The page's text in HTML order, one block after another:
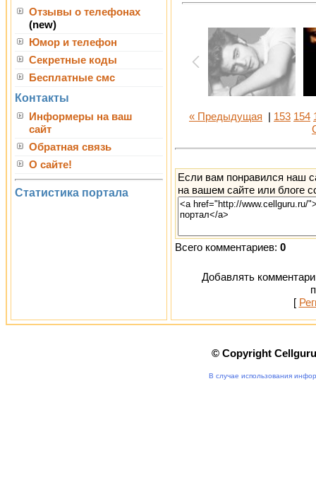
Отзывы о телефонах
(new)
Юмор и телефон
Секретные коды
Бесплатные смс
Контакты
Информеры на ваш
сайт
Обратная связь
О сайте!
Статистика портала
« Предыдущая 153 154
Если вам понравился наш
на вашем сайте или блоге
Всего комментариев: 0
Добавлять
[
© Copyright
В случае использования